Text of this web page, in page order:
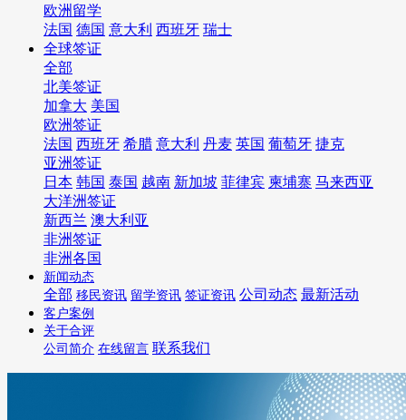
欧洲留学
法国 德国 意大利 西班牙 瑞士
全球签证
全部
北美签证
加拿大 美国
欧洲签证
法国 西班牙 希腊 意大利 丹麦 英国 葡萄牙 捷克
亚洲签证
日本 韩国 泰国 越南 新加坡 菲律宾 柬埔寨 马来西亚
大洋洲签证
新西兰 澳大利亚
非洲签证
非洲各国
新闻动态
全部 移民资讯 留学资讯 签证资讯 公司动态 最新活动
客户案例
关于合评
公司简介 在线留言 联系我们